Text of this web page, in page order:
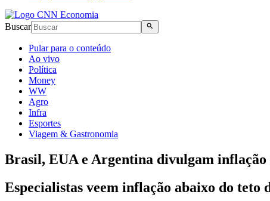
Buscar
Pular para o conteúdo
Ao vivo
Política
Money
WW
Agro
Infra
Esportes
Viagem & Gastronomia
Brasil, EUA e Argentina divulgam inflação
Especialistas veem inflação abaixo do teto